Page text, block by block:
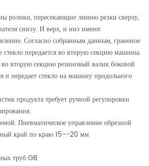
ролики, пересекающие линию резки сверху,
снизу. И верх, и низ имеют
Согласно собранным данным, граненое
стекло передается во вторую секцию машины.
вторую секцию резиновый валик боковой
и передает стекло на машину продольного
продукта требует ручной регулировки
Пневматическое управление обрезной
край по краю 15--20 мм
труб GB